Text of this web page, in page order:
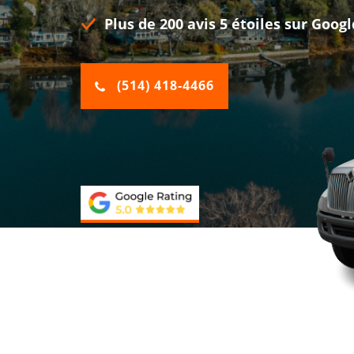
Plus de 200 avis 5 étoiles sur
(514) 418-4466